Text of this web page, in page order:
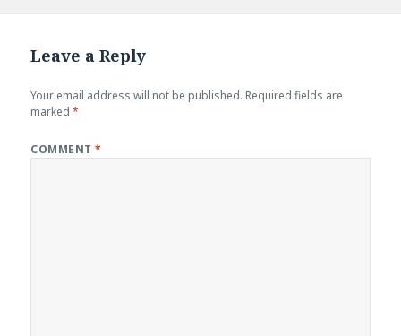
Leave a Reply
Your email address will not be published. Required fields are
marked*
COMMENT*